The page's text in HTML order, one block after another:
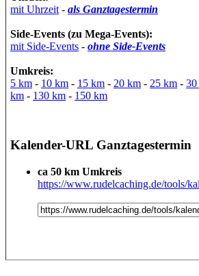
mit Uhrzeit - als Ganztagestermin
Side-Events (zu Mega-Events):
mit Side-Events - ohne Side-Events
Umkreis:
5 km - 10 km - 15 km - 20 km - 25 km -
km - 130 km - 150 km
Kalender-URL Ganztagestermin
ca 50 km Umkreis
https://www.rudelcaching.de/tools/